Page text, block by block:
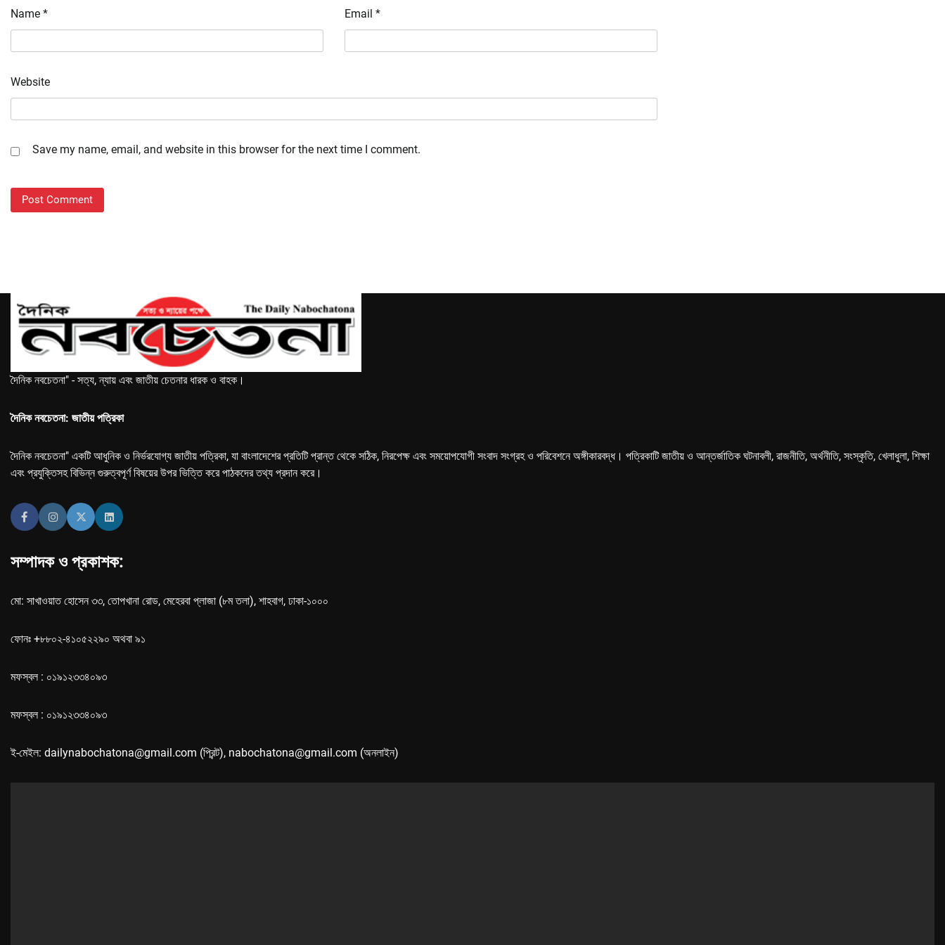
Name * Email *
Website
Save my name, email, and website in this browser for the next time I comment.
দৈনিক নবচেতনা" - সত্য, ন্যায় এবং জাতীয় চেতনার ধারক ও বাহক।
দৈনিক নবচেতনা: জাতীয় পত্রিকা
দৈনিক নবচেতনা" একটি আধুনিক ও নির্ভরযোগ্য জাতীয় পত্রিকা, যা বাংলাদেশের প্রতিটি প্রান্ত থেকে সঠিক, নিরপেক্ষ এবং সময়োপযোগী সংবাদ সংগ্রহ ও পরিবেশনে অঙ্গীকারবদ্ধ। পত্রিকাটি জাতীয় ও আন্তর্জাতিক ঘটনাবলী, রাজনীতি, অর্থনীতি, সংস্কৃতি, খেলাধুলা, শিক্ষা
এবং প্রযুক্তিসহ বিভিন্ন গুরুত্বপূর্ণ বিষয়ের উপর ভিত্তি করে পাঠকদের তথ্য প্রদান করে।
সম্পাদক ও প্রকাশক:
মো: সাখাওয়াত হোসেন ৩৩, তোপখানা রোড, মেহেরবা প্লাজা (৮ম তলা), শাহবাগ, ঢাকা-১০০০
ফোনঃ +৮৮০২-৪১০৫২২৯০ অথবা ৯১
মফস্বল : ০১৯১২৩৩৪০৯৩
মফস্বল : ০১৯১২৩৩৪০৯৩
ই-মেইল: dailynabochatona@gmail.com (প্রিন্ট), nabochatona@gmail.com (অনলাইন)